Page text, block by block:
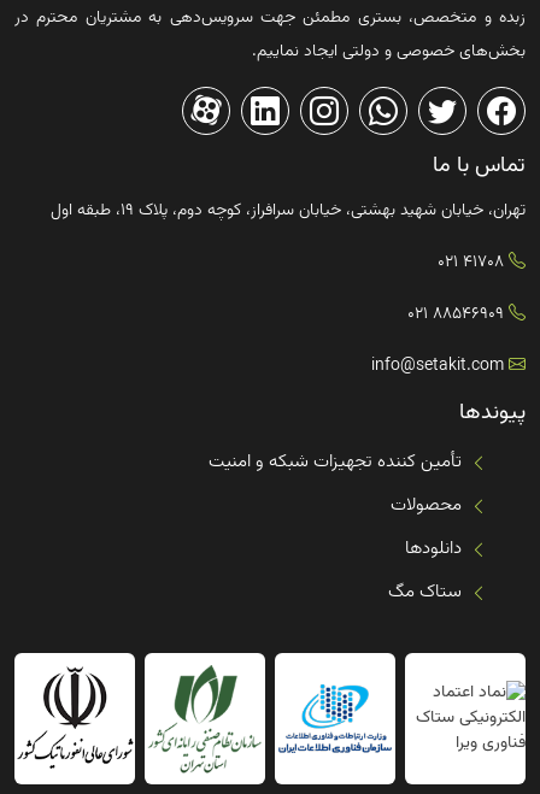
زبده و متخصص، بستری مطمئن جهت سرویس‌دهی به مشتریان محترم در
بخش‌های خصوصی و دولتی ایجاد نماییم.
تماس با ما
تهران، خیابان شهید بهشتی، خیابان سرافراز، کوچه دوم، پلاک ۱۹، طبقه اول
41708 021
88546909 021
info@setakit.com
پیوندها
تأمین کننده تجهیزات شبکه و امنیت
محصولات
دانلودها
ستاک مگ